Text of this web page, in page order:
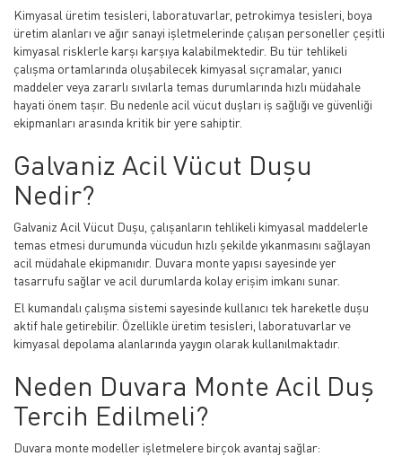
Kimyasal üretim tesisleri, laboratuvarlar, petrokimya tesisleri, boya
üretim alanları ve ağır sanayi işletmelerinde çalışan personeller çeşitli
kimyasal risklerle karşı karşıya kalabilmektedir. Bu tür tehlikeli
çalışma ortamlarında oluşabilecek kimyasal sıçramalar, yanıcı
maddeler veya zararlı sıvılarla temas durumlarında hızlı müdahale
hayati önem taşır. Bu nedenle acil vücut duşları iş sağlığı ve güvenliği
ekipmanları arasında kritik bir yere sahiptir.
Galvaniz Acil Vücut Duşu
Nedir?
Galvaniz Acil Vücut Duşu, çalışanların tehlikeli kimyasal maddelerle
temas etmesi durumunda vücudun hızlı şekilde yıkanmasını sağlayan
acil müdahale ekipmanıdır. Duvara monte yapısı sayesinde yer
tasarrufu sağlar ve acil durumlarda kolay erişim imkanı sunar.
El kumandalı çalışma sistemi sayesinde kullanıcı tek hareketle duşu
aktif hale getirebilir. Özellikle üretim tesisleri, laboratuvarlar ve
kimyasal depolama alanlarında yaygın olarak kullanılmaktadır.
Neden Duvara Monte Acil Duş
Tercih Edilmeli?
Duvara monte modeller işletmelere birçok avantaj sağlar: